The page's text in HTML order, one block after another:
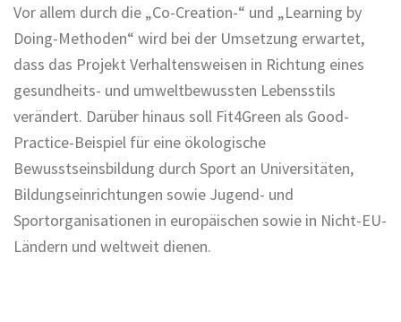
Vor allem durch die „Co-Creation-“ und „Learning by
Doing-Methoden“ wird bei der Umsetzung erwartet,
dass das Projekt Verhaltensweisen in Richtung eines
gesundheits- und umweltbewussten Lebensstils
verändert. Darüber hinaus soll Fit4Green als Good-
Practice-Beispiel für eine ökologische
Bewusstseinsbildung durch Sport an Universitäten,
Bildungseinrichtungen sowie Jugend- und
Sportorganisationen in europäischen sowie in Nicht-EU-
Ländern und weltweit dienen.